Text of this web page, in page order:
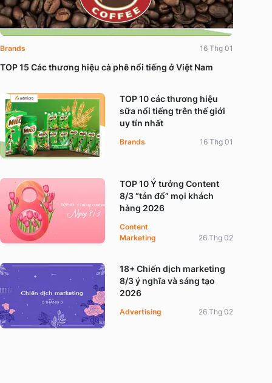
TOP 15 Các thương hiệu cà phê nổi tiếng ở Việt Nam
Brands 16 Thg 01
TOP 10 các thương hiệu
sữa nổi tiếng trên thế giới
uy tín nhất
Brands 16 Thg 01
TOP 10 Ý tưởng Content
8/3 “tán đổ” mọi khách
hàng 2026
Content
Marketing
26 Thg 02
18+ Chiến dịch marketing
8/3 ý nghĩa và sáng tạo
2026
Advertising 26 Thg 02